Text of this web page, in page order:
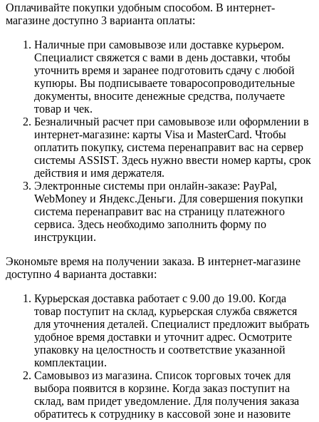
Оплачивайте покупки удобным способом. В интернет-
магазине доступно 3 варианта оплаты:
Наличные при самовывозе или доставке курьером.
Специалист свяжется с вами в день доставки, чтобы
уточнить время и заранее подготовить сдачу с любой
купюры. Вы подписываете товаросопроводительные
документы, вносите денежные средства, получаете
товар и чек.
Безналичный расчет при самовывозе или оформлении в
интернет-магазине: карты Visa и MasterCard. Чтобы
оплатить покупку, система перенаправит вас на сервер
системы ASSIST. Здесь нужно ввести номер карты, срок
действия и имя держателя.
Электронные системы при онлайн-заказе: PayPal,
WebMoney и Яндекс.Деньги. Для совершения покупки
система перенаправит вас на страницу платежного
сервиса. Здесь необходимо заполнить форму по
инструкции.
Экономьте время на получении заказа. В интернет-магазине
доступно 4 варианта доставки:
Курьерская доставка работает с 9.00 до 19.00. Когда
товар поступит на склад, курьерская служба свяжется
для уточнения деталей. Специалист предложит выбрать
удобное время доставки и уточнит адрес. Осмотрите
упаковку на целостность и соответствие указанной
комплектации.
Самовывоз из магазина. Список торговых точек для
выбора появится в корзине. Когда заказ поступит на
склад, вам придет уведомление. Для получения заказа
обратитесь к сотруднику в кассовой зоне и назовите